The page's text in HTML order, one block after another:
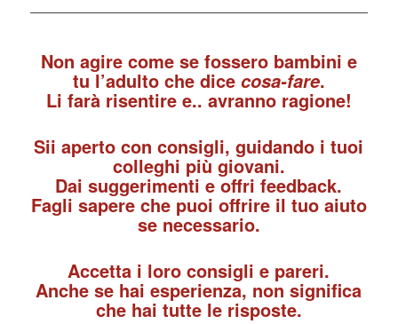
Non agire come se fossero bambini e
tu l’adulto che dice cosa-fare.
Li farà risentire e.. avranno ragione!
Sii aperto con consigli, guidando i tuoi
colleghi più giovani.
Dai suggerimenti e offri feedback.
Fagli sapere che puoi offrire il tuo aiuto
se necessario.
Accetta i loro consigli e pareri.
Anche se hai esperienza, non significa
che hai tutte le risposte.